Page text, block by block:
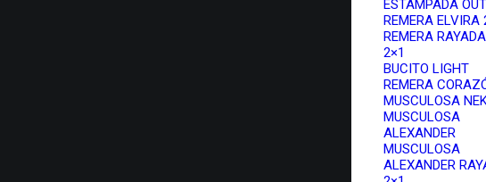
ESTAMPADA
REMERA ELVIRA
REMERA
2×1
BUCITO LIGHT
REMERA
MUSCULOSA
MUSCULOSA
ALEXANDER
MUSCULOSA
ALEXANDER